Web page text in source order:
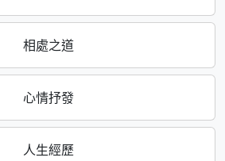
相處之道
心情抒發
人生經歷